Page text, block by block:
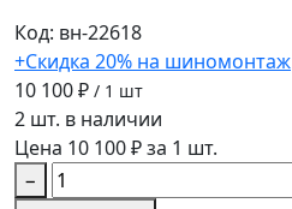
Код: вн-22618
+Скидка 20% на шиномонтаж
10 100 ₽ / 1 шт
2 шт. в наличии
Цена 10 100 ₽ за 1 шт.
−